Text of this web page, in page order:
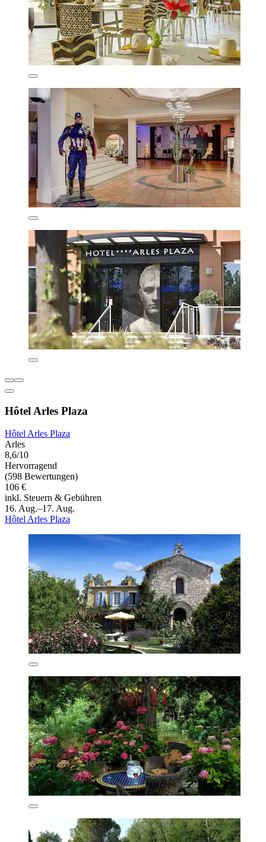
Hôtel Arles Plaza
Hôtel Arles Plaza
Arles
8,6/10
Hervorragend
(598 Bewertungen)
106 €
inkl. Steuern & Gebühren
16. Aug.–17. Aug.
Hôtel Arles Plaza